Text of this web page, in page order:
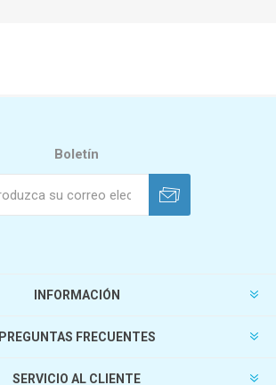
Boletín
INFORMACIÓN
PREGUNTAS FRECUENTES
SERVICIO AL CLIENTE